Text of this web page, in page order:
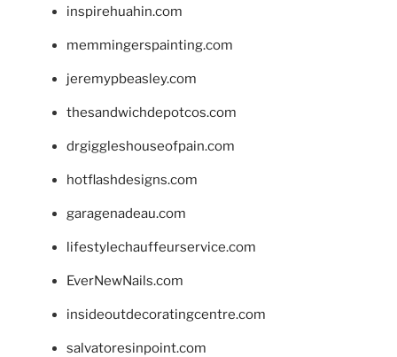
inspirehuahin.com
memmingerspainting.com
jeremypbeasley.com
thesandwichdepotcos.com
drgiggleshouseofpain.com
hotflashdesigns.com
garagenadeau.com
lifestylechauffeurservice.com
EverNewNails.com
insideoutdecoratingcentre.com
salvatoresinpoint.com